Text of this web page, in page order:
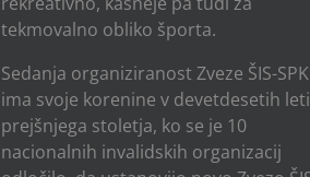
tekmovalno obliko športa.
Sedanja organiziranost Zveze ŠIS-SPK
ima svoje korenine v devetdesetih
prejšnjega stoletja, ko se je 10
nacionalnih invalidskih organizacij